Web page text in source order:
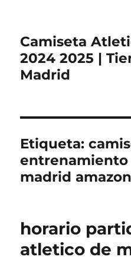
Camiseta
2024 2025 |
Madrid
Etiqueta:
madrid amazon
horario
atletico de